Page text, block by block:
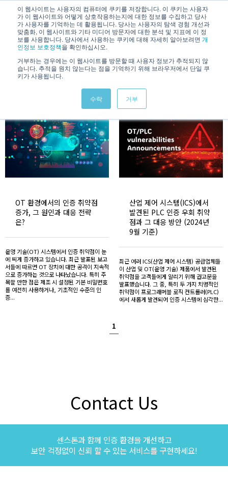
이 웹사이트는 사용자의 컴퓨터에 쿠키를 저장합니다. 이 쿠키는 사용자
가 이 웹사이트와 어떻게 상호작용하는지에 대한 정보를 수집하고 당사
가 사용자를 기억하는 데 활용됩니다. 당사는 사용자의 탐색 경험 개선과
맞춤화, 이 웹사이트와 기타 미디어 방문자에 대한 분석 및 지표에 이 정
보를 사용합니다. 당사에서 사용하는 쿠키에 대해 자세히 알아보려면 개
인정보 보호정책을 확인하십시오.
거부하는 경우에는 이 웹사이트를 방문할 때 사용자 정보가 추적되지 않
습니다. 추적을 원치 않는다는 점을 기억하기 위해 브라우저에서 단일 쿠
키가 사용됩니다.
수락 거부
KOREAN / ENGLISH
Blog
OT 환경에서의 인증 취약점
증가, 그 원인과 대응 전략
은?
운영 기술(OT) 시스템에서 인증 취약점이 눈
에 띄게 증가하고 있습니다. 최근 발표된 보고
서들에 따르면 OT 장치에 대한 공격이 지속적
으로 증가하는 것으로 나타났습니다. 특히 주
목할 만한 점은 제조 시 설정된 기본 비밀번호
를 여전히 사용하거나, 기초적인 수준의 인
증...
산업 제어 시스템(ICS)에서
발견된 PLC 인증 우회 취약
점과 그 대응 방안 (2024년
9월 기준)
최근 여러 ICS(산업 제어 시스템) 공급업체들
이 산업 및 OT(운영 기술) 제품에서 발견된
취약점을 고객들에게 알리기 위해 권고문을
발표했습니다. 그 중, 특히 두 가지 치명적인
취약점이 프로그래머블 로직 컨트롤러(PLC)
에서 새롭게 발견되어 인증 시스템에 심각한...
1
Contact Us
센스톤과 함께 인증 환경을 개선하고
보안 걱정없이 신뢰 할 수 있는 서비스를 구현하세요!